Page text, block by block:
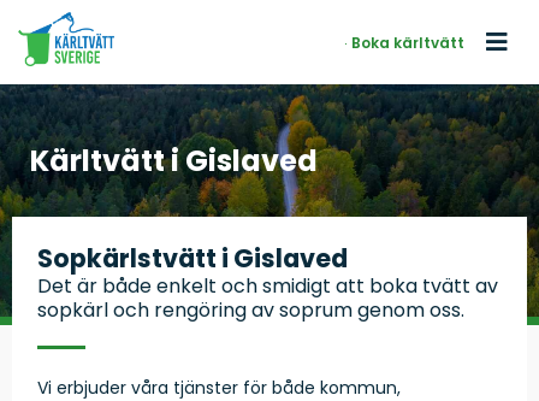
Boka kärltvätt
Kärltvätt i Gislaved
Sopkärlstvätt i Gislaved
Det är både enkelt och smidigt att boka tvätt av
sopkärl och rengöring av soprum genom oss.
Vi erbjuder våra tjänster för både kommun,